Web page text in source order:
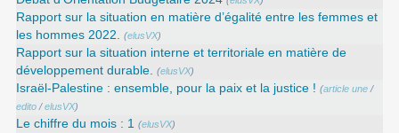
Rapport sur la situation en matière d’égalité entre les femmes et
les hommes 2022.
(elusVX)
Rapport sur la situation interne et territoriale en matière de
développement durable.
(elusVX)
Israël-Palestine : ensemble, pour la paix et la justice ! (article une /
edito /elusVX)
Le chiffre du mois : 1 (elusVX)